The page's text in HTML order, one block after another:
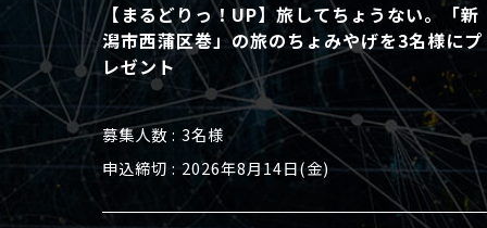
【まるどりっ！UP】旅してちょうない。「新
潟市西蒲区巻」の旅のちょみやげを3名様にプ
レゼント
募集人数
3名様
申込締切
2026年8月14日(金)